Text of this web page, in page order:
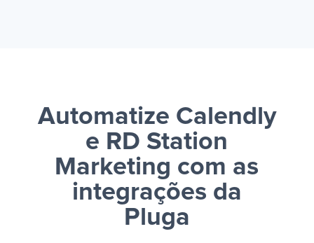
Automatize Calendly
e RD Station
Marketing com as
integrações da
Pluga